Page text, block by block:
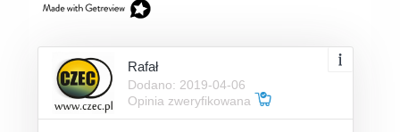
Rafał
Dodano: 2019-04-06
Opinia zweryfikowana